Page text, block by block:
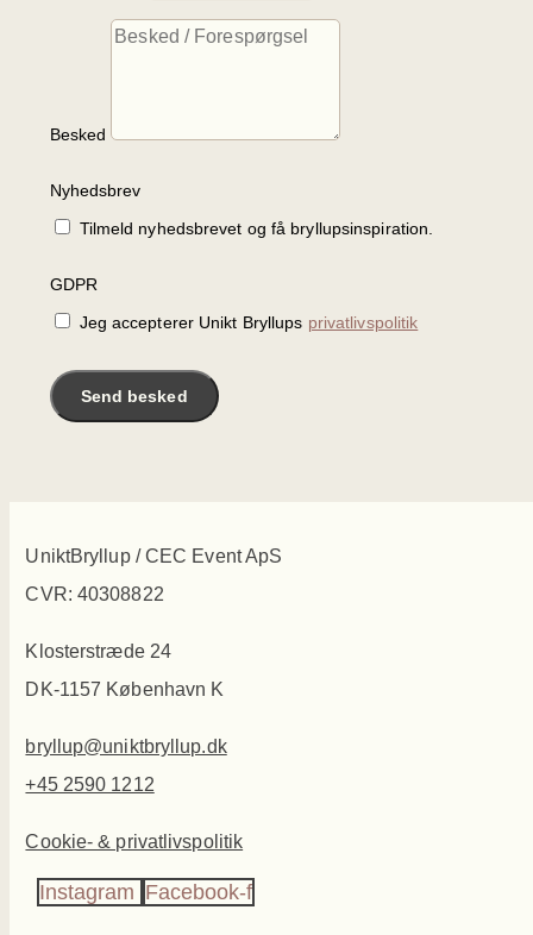
Besked
Nyhedsbrev
Tilmeld nyhedsbrevet og få bryllupsinspiration.
GDPR
Jeg accepterer Unikt Bryllups privatlivspolitik
Send besked
UniktBryllup / CEC Event ApS
CVR: 40308822
Klosterstræde 24
DK-1157 København K
bryllup@uniktbryllup.dk
+45 2590 1212
Cookie- & privatlivspolitik
Instagram Facebook-f